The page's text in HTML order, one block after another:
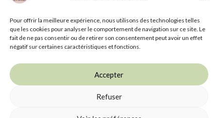
Pour offrir la meilleure expérience, nous utilisons des technologies telles
que les cookies pour analyser le comportement de navigation sur ce site. Le
fait de ne pas consentir ou de retirer son consentement peut avoir un effet
négatif sur certaines caractéristiques et fonctions.
Accepter
Refuser